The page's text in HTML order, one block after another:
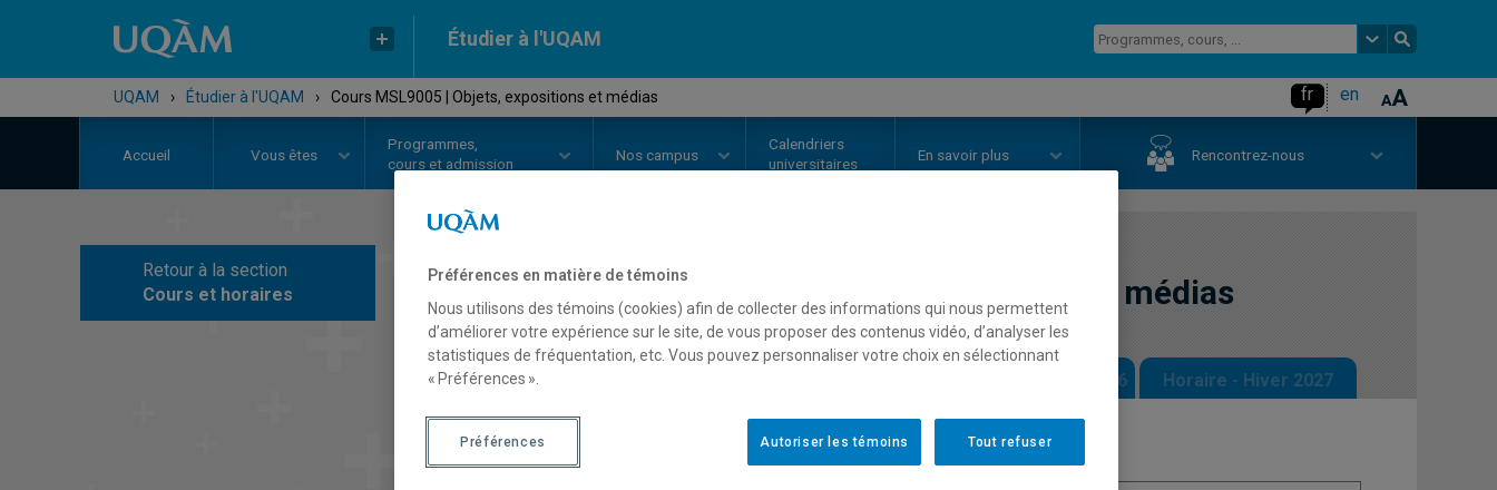
Étudier à l'UQAM
UQAM › Étudier à l'UQAM › Cours MSL9005 | Objets, expositions et médias fr en
Accueil Vous êtes
Programmes,
cours et admission
Nos campus
Calendriers
universitaires
En savoir plus Rencontrez-nous
Retour à la section
Cours et horaires
COURS// MSL9005 - Objets, expositions et médias
Description Horaire - Automne 2026 Horaire - Hiver 2027
Préférences en matière de témoins
Nous utilisons des témoins (cookies) afin de collecter des informations qui nous permettent
d’améliorer votre expérience sur le site, de vous proposer des contenus vidéo, d’analyser les
statistiques de fréquentation, etc. Vous pouvez personnaliser votre choix en sélectionnant
« Préférences ».
Tout refuser
Autoriser les témoins
Préférences